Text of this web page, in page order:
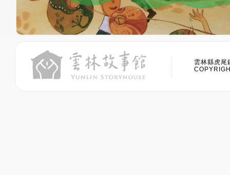
雲林縣虎